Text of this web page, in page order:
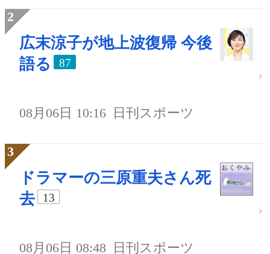
広末涼子が地上波復帰 今後
語る
87
08月06日 10:16 日刊スポーツ
ドラマーの三原重夫さん死
去
13
08月06日 08:48 日刊スポーツ